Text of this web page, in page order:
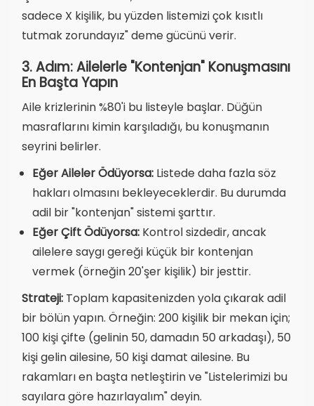
sadece X kişilik, bu yüzden listemizi çok kısıtlı
tutmak zorundayız" deme gücünü verir.
3. Adım: Ailelerle "Kontenjan" Konuşmasını
En Başta Yapın
Aile krizlerinin %80'i bu listeyle başlar. Düğün
masraflarını kimin karşıladığı, bu konuşmanın
seyrini belirler.
Eğer Aileler Ödüyorsa: Listede daha fazla söz
hakları olmasını bekleyeceklerdir. Bu durumda
adil bir "kontenjan" sistemi şarttır.
Eğer Çift Ödüyorsa: Kontrol sizdedir, ancak
ailelere saygı gereği küçük bir kontenjan
vermek (örneğin 20'şer kişilik) bir jesttir.
Strateji: Toplam kapasitenizden yola çıkarak adil
bir bölün yapın. Örneğin: 200 kişilik bir mekan için;
100 kişi çifte (gelinin 50, damadın 50 arkadaşı), 50
kişi gelin ailesine, 50 kişi damat ailesine. Bu
rakamları en başta netleştirin ve "Listelerimizi bu
sayılara göre hazırlayalım" deyin.